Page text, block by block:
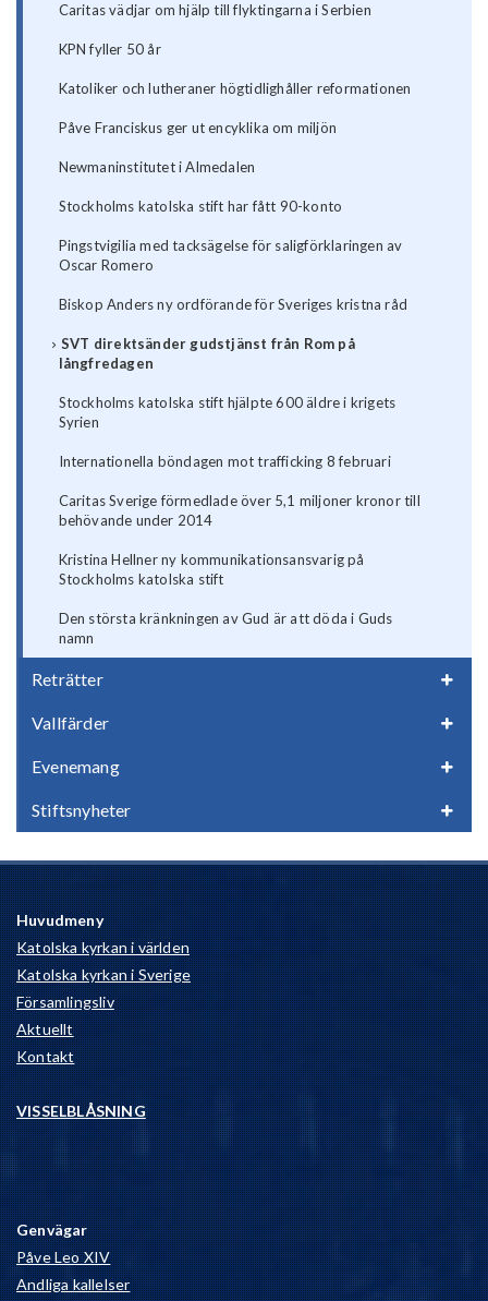
Caritas vädjar om hjälp till flyktingarna i Serbien
KPN fyller 50 år
Katoliker och lutheraner högtidlighåller reformationen
Påve Franciskus ger ut encyklika om miljön
Newmaninstitutet i Almedalen
Stockholms katolska stift har fått 90-konto
Pingstvigilia med tacksägelse för saligförklaringen av
Oscar Romero
Biskop Anders ny ordförande för Sveriges kristna råd
SVT direktsänder gudstjänst från Rom på
långfredagen
Stockholms katolska stift hjälpte 600 äldre i krigets
Syrien
Internationella böndagen mot trafficking 8 februari
Caritas Sverige förmedlade över 5,1 miljoner kronor till
behövande under 2014
Kristina Hellner ny kommunikationsansvarig på
Stockholms katolska stift
Den största kränkningen av Gud är att döda i Guds
namn
Reträtter
Vallfärder
Evenemang
Stiftsnyheter
Huvudmeny
Katolska kyrkan i världen
Katolska kyrkan i Sverige
Församlingsliv
Aktuellt
Kontakt
VISSELBLÅSNING
Genvägar
Påve Leo XIV
Andliga kallelser